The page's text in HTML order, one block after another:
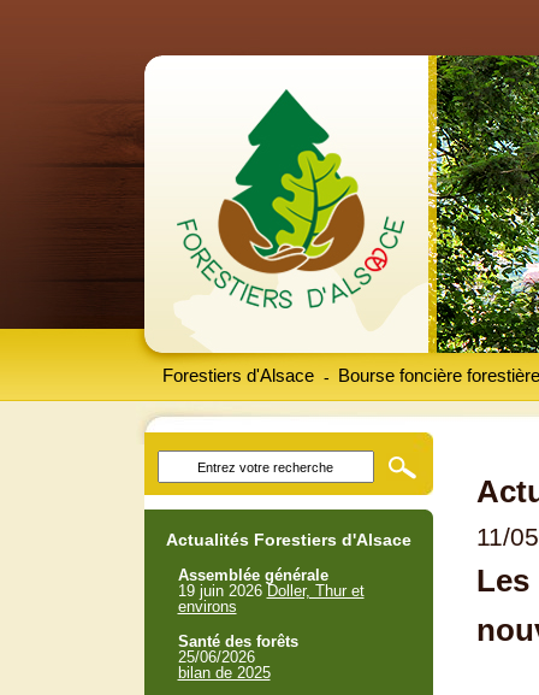
Forestiers d'Alsace Bourse foncière forestière
-
11/
Les
Actualités Forestiers d'Alsace
Assemblée générale
19 juin 2026 Doller, Thur et
environs
Santé des forêts
25/06/2026
bilan de 2025